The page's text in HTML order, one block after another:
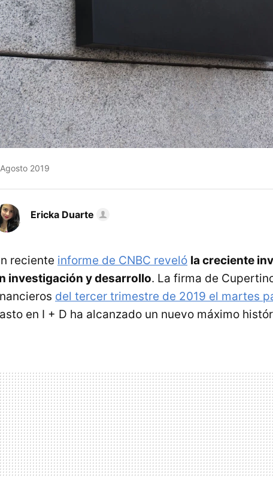
2019
Ericka Duarte
reciente informe de CNBC reveló la creciente
investigación y desarrollo. La firma de
del tercer trimestre de 2019 el martes
en I + D ha alcanzado un nuevo máximo